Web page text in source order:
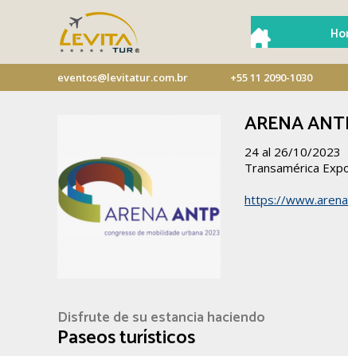
eventos@levitatur.com.br +55 11 2090-1030
ARENA
24 al 26/10/2023
Transamérica
https://
Disfrute de su estancia haciendo
Paseos turísticos